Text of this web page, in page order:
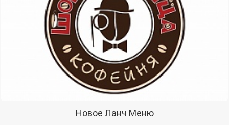
Новое Ланч Меню